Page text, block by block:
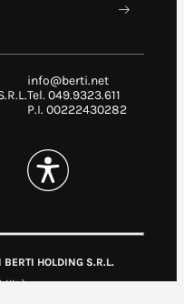
info@berti.net
Tel. 049.9323.611
P.I. 00222430282
HOLDING S.R.L.